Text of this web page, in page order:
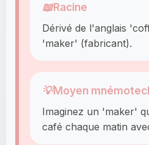
📖Racine
Dérivé de l'anglais
'maker' (fabricant).
💡Moyen
Imaginez un 'maker'
café chaque matin